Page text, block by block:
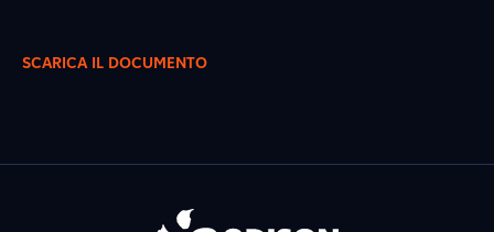
SCARICA IL DOCUMENTO